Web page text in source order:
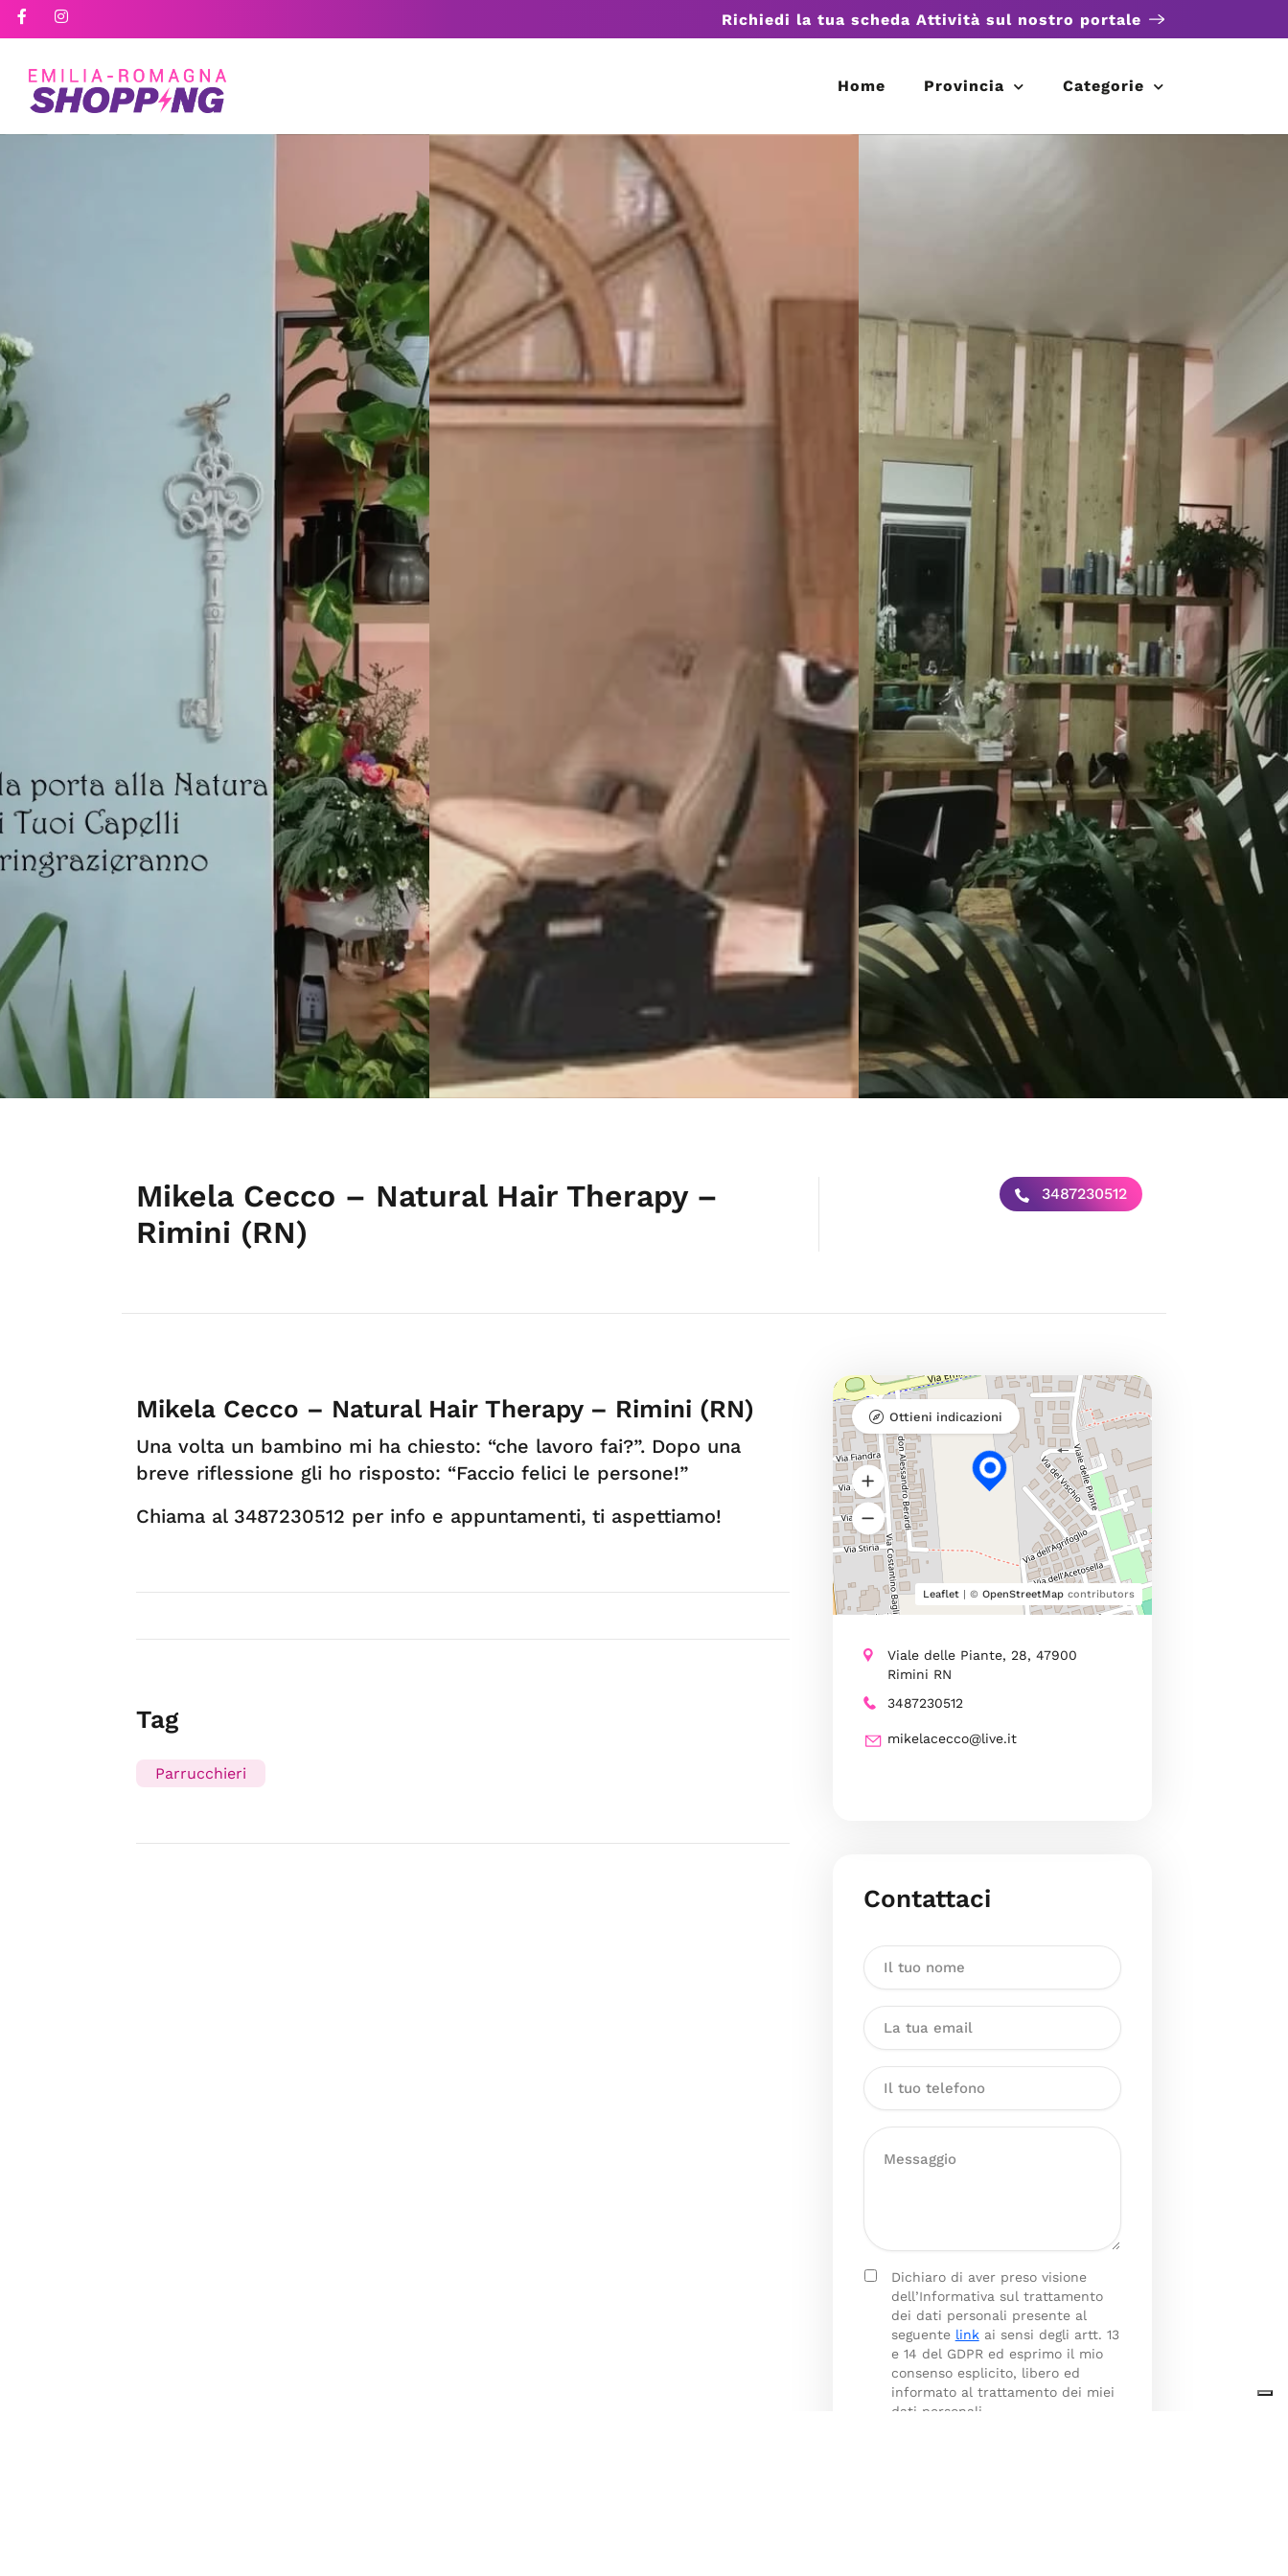
Richiedi la tua scheda Attività sul nostro portale
Home Provincia Categorie
Mikela Cecco – Natural Hair Therapy –
Rimini (RN)
3487230512
Mikela Cecco – Natural Hair Therapy – Rimini (RN)
Una volta un bambino mi ha chiesto: “che lavoro fai?”. Dopo una
breve riflessione gli ho risposto: “Faccio felici le persone!”
Chiama al 3487230512 per info e appuntamenti, ti aspettiamo!
Tag
Parrucchieri
Leaflet| © OpenStreetMapcontributors
Ottieni indicazioni
Viale delle Piante, 28, 47900
Rimini RN
3487230512
mikelacecco@live.it
Contattaci
Dichiaro di aver preso visione
dell’Informativa sul trattamento
dei dati personali presente al
seguente linkai sensi degli artt. 13
e 14 del GDPR ed esprimo il mio
consenso esplicito, libero ed
informato al trattamento dei miei
dati personali.